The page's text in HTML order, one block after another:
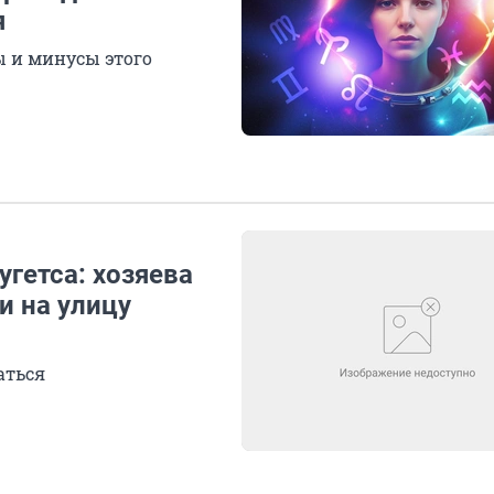
и минусы этого
хозяева
на улицу